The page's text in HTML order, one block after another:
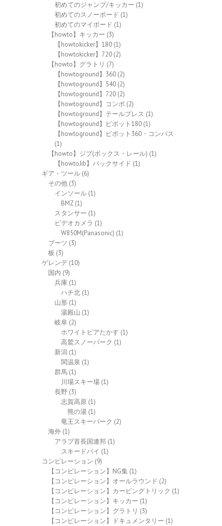
初めてのジャンプ/キッカー (1)
初めてのスノーボード (1)
初めてのマイボード (1)
【howto】キッカー (3)
【howtokicker】180 (1)
【howtokicker】720 (2)
【howto】グラトリ (7)
【howtoground】360 (2)
【howtoground】540 (2)
【howtoground】720 (2)
【howtoground】コンボ (2)
【howtoground】テールプレス (1)
【howtoground】ピボット180 (1)
【howtoground】ピボット360・コンパス
(1)
【howto】ジブ(ボックス・レール) (1)
【howtoJib】バックサイド (1)
ギア・ツール (6)
その他 (3)
インソール (1)
BMZ (1)
スタンサー (1)
ビデオカメラ (1)
W850M(Panasonic) (1)
ブーツ (3)
板 (3)
ゲレンデ(10)
国内 (9)
兵庫 (1)
ハチ北 (1)
山形 (1)
湯殿山 (1)
岐阜 (2)
ホワイトピアたかす (1)
高鷲スノーパーク (1)
新潟 (1)
関温泉 (1)
群馬 (1)
川場スキー場 (1)
長野 (3)
志賀高原 (1)
熊の湯 (1)
竜王スキーパーク (2)
海外 (1)
アラブ首長国連邦 (1)
スキードバイ (1)
コンピレーション (9)
【コンピレーション】NG集 (1)
【コンピレーション】オールラウンド (2)
【コンピレーション】カービングトリック (1)
【コンピレーション】キッカー (1)
【コンピレーション】グラトリ (3)
【コンピレーション】ドキュメンタリー (1)